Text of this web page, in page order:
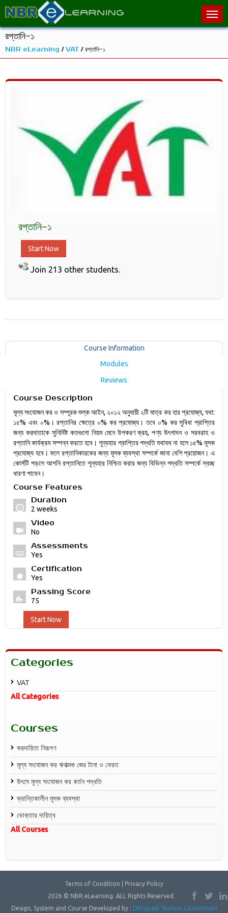
রপ্তানি-১
NBR eLearning / VAT / রপ্তানি-১
রপ্তানি-১
Start Now
Join 213 other students.
Course Information
Modules
Reviews
Course Description
মূল্য সংযোজন কর ও সম্পূরক শুল্ক আইন, ২০১২ অনুযায়ী ২টি মাত্র কর হার প্রযোজ্য, যথা:
১৫% এবং ০%। রপ্তানির ক্ষেত্রে ০% কর প্রযোজ্য। তবে ০% কর সুবিধা প্রাপ্তির
জন্য করদাতাকে সুনির্দিষ্ট কতগুলো নিয়ম মেনে উপকরণ ক্রয়, পণ্য উৎপাদন ও সরবরাহ ও
রপ্তানি কার্যক্রম সম্পন্ন করতে হবে। শূন্যহার প্রাপ্তির পদ্ধতি যথাযথ না হলে ১৫% মূসক
প্রযোজ্য হবে। ফলে রপ্তানিকারকের জন্য মূসক ব্যবস্থা সম্পর্কে জানা বেশি প্রয়োজন। এ
কোর্সটি পড়লে আপনি রপ্তানিতে শূন্যহার নিশ্চিত করার জন্য বিভিন্ন পদ্ধতি সম্পর্কে স্বচ্ছ
ধারণা পাবেন।
Course Features
Duration
2 weeks
Video
No
Assessments
Yes
Certification
Yes
Passing Score
75
Start Now
Categories
VAT
All Categories
Courses
করদায়িতা নিরূপণ
মূল্য সংযোজন কর ঋণাত্মক জের টানা ও ফেরত
উৎসে মূল্য সংযোজন কর কর্তন পদ্ধতি
ক্রান্তিকালীন মূসক ব্যবস্থা
ভোক্তার দায়িত্ব
All Courses
Terms of Condition | Privacy Policy
2026 © NBR eLearning. ALL Rights Reserved.
Design, System and Course Developed by : Dhrupadi Techno Consortium